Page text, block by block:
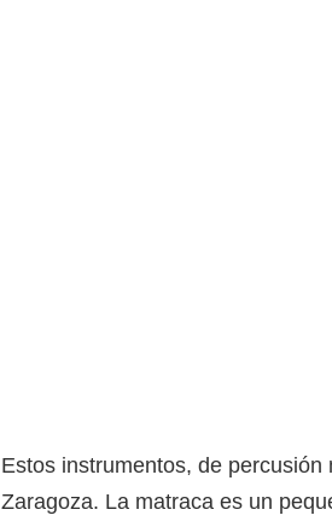
Estos instrumentos, de
Zaragoza. La matraca es un